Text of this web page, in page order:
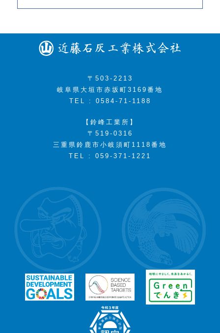
〒503-2213
岐阜県大垣市赤坂町3169番地
TEL : 0584-71-1188
【鈴峰工業所】
〒519-0316
三重県鈴鹿市小岐須町1118番地
TEL : 059-371-1221